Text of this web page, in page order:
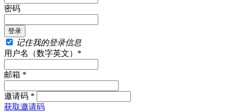
密码
记住我的登录信息
用户名（数字英文）*
邮箱 *
邀请码 *
获取邀请码